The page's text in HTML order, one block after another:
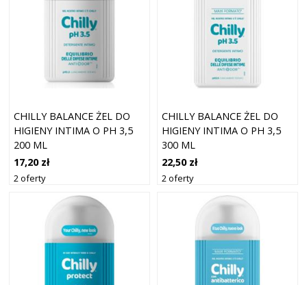
CHILLY BALANCE ŻEL DO
HIGIENY INTIMA O PH 3,5
200 ML
17,20 zł
2 oferty
CHILLY BALANCE ŻEL DO
HIGIENY INTIMA O PH 3,5
300 ML
22,50 zł
2 oferty